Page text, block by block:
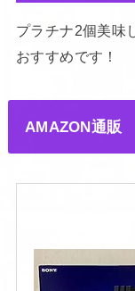
プラチナ2個美味
おすすめです！
AMAZON通販